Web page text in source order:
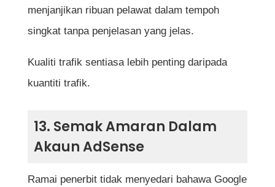
menjanjikan ribuan pelawat dalam tempoh
singkat tanpa penjelasan yang jelas.
Kualiti trafik sentiasa lebih penting daripada
kuantiti trafik.
13. Semak Amaran Dalam
Akaun AdSense
Ramai penerbit tidak menyedari bahawa Google